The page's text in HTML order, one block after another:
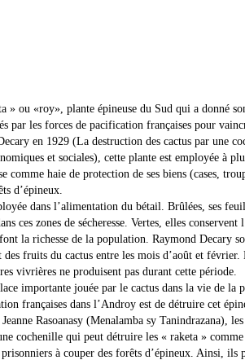
» ou «roy», plante épineuse du Sud qui a donné
par les forces de pacification françaises pour
en 1929 (La destruction des cactus par une
et sociales), cette plante est employée à
comme haie de protection de ses biens (cases,
d’épineux.
dans l’alimentation du bétail. Brûlées, ses
ces zones de sécheresse. Vertes, elles
la richesse de la population. Raymond Decary
des fruits du cactus entre les mois d’août et
vivrières ne produisent pas durant cette période.
importante jouée par le cactus dans la vie de la
françaises dans l’Androy est de détruire cet
Rasoanasy (Menalamba sy Tanindrazana),
cochenille qui peut détruire les « raketa »
à couper des forêts d’épineux. Ainsi, ils